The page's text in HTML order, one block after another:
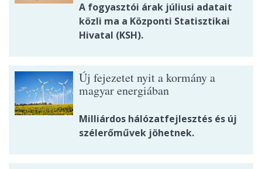
A fogyasztói árak júliusi adatait
közli ma a Központi Statisztikai
Hivatal (KSH).
Új fejezetet nyit a kormány a
magyar energiában
Milliárdos hálózatfejlesztés és új
szélerőművek jöhetnek.